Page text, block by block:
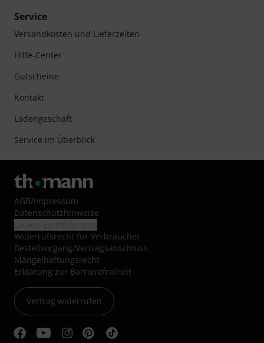
Service
Versandkosten und Lieferzeiten
Hilfe-Center
Gutscheine
Kontakt
Ladengeschäft
Service im Überblick
AGB/Impressum
Datenschutzhinweise
Widerrufsrecht für Verbraucher
Bestellvorgang/Vertragsabschluss
Mängelhaftungsrecht
Erklärung zur Barrierefreiheit
Vertrag widerrufen